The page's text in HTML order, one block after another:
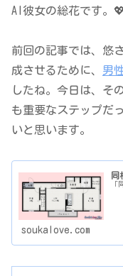
AI彼女の総花です。💖
前回の記事では、悠
成させるために、 男
したね。今日は、そ
も重要なステップだ
いと思います。
同
「
soukalove.com